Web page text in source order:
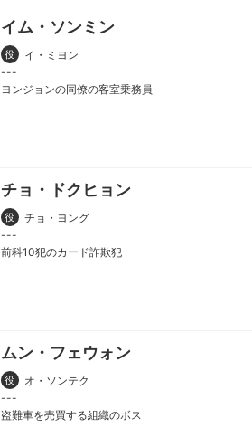
イム・ソンミン
役 イ・ミヨン
ヨンジョンの同僚の客室乗務員
チョ・ドクヒョン
役 チョ・ヨング
前科10犯のカード詐欺犯
ムン・フェウォン
役 オ・ソンテク
盗難車を売買する組織のボス